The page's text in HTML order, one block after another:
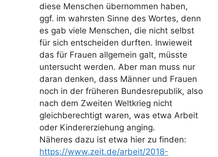
diese Menschen übernommen haben,
ggf. im wahrsten Sinne des Wortes, denn
es gab viele Menschen, die nicht selbst
für sich entscheiden durften. Inwieweit
das für Frauen allgemein galt, müsste
untersucht werden. Aber man muss nur
daran denken, dass Männer und Frauen
noch in der früheren Bundesrepublik, also
nach dem Zweiten Weltkrieg nicht
gleichberechtigt waren, was etwa Arbeit
oder Kindererziehung anging.
Näheres dazu ist etwa hier zu finden:
https://www.zeit.de/arbeit/2018-